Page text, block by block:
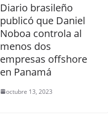
Diario brasileño
publicó que Daniel
Noboa controla al
menos dos
empresas offshore
en Panamá
octubre 13, 2023